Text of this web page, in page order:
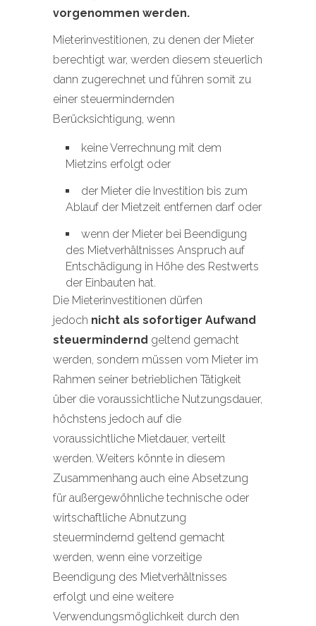
vorgenommen werden.
Mieterinvestitionen, zu denen der Mieter
berechtigt war, werden diesem steuerlich
dann zugerechnet und führen somit zu
einer steuermindernden
Berücksichtigung, wenn
keine Verrechnung mit dem
Mietzins erfolgt oder
der Mieter die Investition bis zum
Ablauf der Mietzeit entfernen darf oder
wenn der Mieter bei Beendigung
des Mietverhältnisses Anspruch auf
Entschädigung in Höhe des Restwerts
der Einbauten hat.
Die Mieterinvestitionen dürfen
jedoch nicht als sofortiger Aufwand
steuermindernd geltend gemacht
werden, sondern müssen vom Mieter im
Rahmen seiner betrieblichen Tätigkeit
über die voraussichtliche Nutzungsdauer,
höchstens jedoch auf die
voraussichtliche Mietdauer, verteilt
werden. Weiters könnte in diesem
Zusammenhang auch eine Absetzung
für außergewöhnliche technische oder
wirtschaftliche Abnutzung
steuermindernd geltend gemacht
werden, wenn eine vorzeitige
Beendigung des Mietverhältnisses
erfolgt und eine weitere
Verwendungsmöglichkeit durch den